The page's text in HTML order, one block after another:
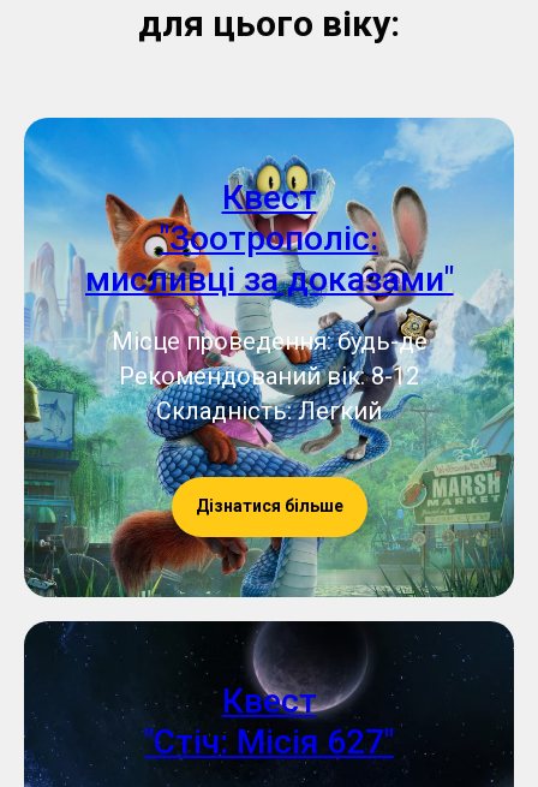
для цього віку:
Квест
"Зоотрополіс:
мисливці за доказами"
Місце проведення: будь-де
Рекомендований вік: 8-12
Складність: Легкий
Дізнатися більше
Квест
"Стіч: Місія 627"